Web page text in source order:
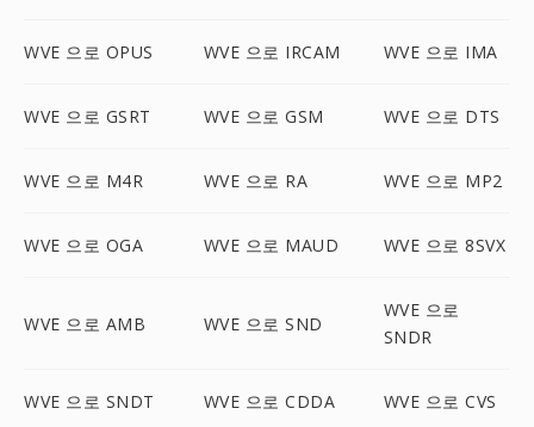
WVE 으로 OPUS WVE 으로 IRCAM WVE 으로 IMA
WVE 으로 GSRT WVE 으로 GSM WVE 으로 DTS
WVE 으로 M4R WVE 으로 RA WVE 으로 MP2
WVE 으로 OGA WVE 으로 MAUD WVE 으로 8SVX
WVE 으로 AMB WVE 으로 SND
WVE 으로
SNDR
WVE 으로 SNDT WVE 으로 CDDA WVE 으로 CVS